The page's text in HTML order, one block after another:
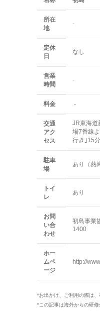
所在
地
-
定休
日
なし
営業
時間
-
料金 -
交通
アク
セス
JR東海道
場7番線
行き｣15
駐車
場
あり（熱
トイ
レ
あり
お問
い合
わせ
初島事業
1400
ホー
ムペ
ージ
http://
*お出かけ、ご利用の際は、
*この記事は海外からの研